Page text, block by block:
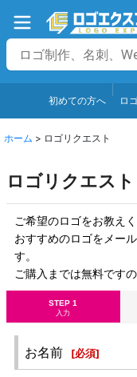
初めての方へ ロ
ホーム > ロゴリクエスト
ロゴリクエスト
ご希望のロゴをお教え
おすすめのロゴをメー
す。
ご購入までは無料です
STEP 1
入力
お名前 [必須]